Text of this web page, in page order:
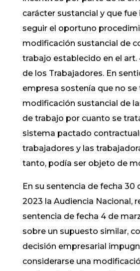
carácter sustancial y que
seguir el oportuno
modificación sustancial de
trabajo establecido en el art.
de los Trabajadores. En
empresa sostenía que no se
modificación sustancial de
de trabajo por cuanto se
sistema pactado
trabajadores y las
tanto, podía ser objeto de
En su sentencia de fecha 30
2023 la Audiencia Nacional,
sentencia de fecha 4 de
sobre un supuesto similar,
decisión empresarial
considerarse una